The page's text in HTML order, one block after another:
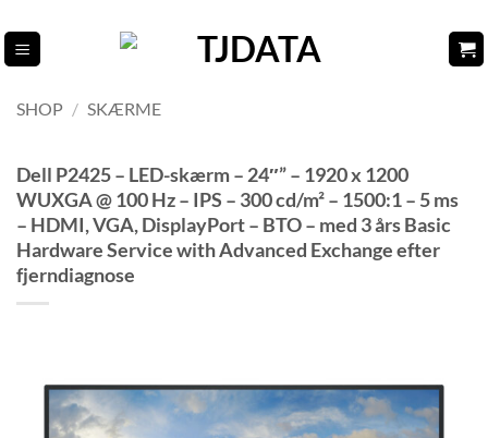
til
indhold
SHOP / SKÆRME
Dell P2425 – LED-skærm – 24″” – 1920 x 1200
WUXGA @ 100 Hz – IPS – 300 cd/m² – 1500:1 – 5 ms
– HDMI, VGA, DisplayPort – BTO – med 3 års Basic
Hardware Service with Advanced Exchange efter
fjerndiagnose